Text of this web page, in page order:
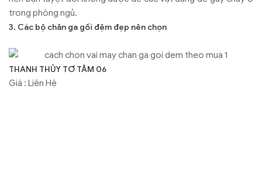
trong phòng ngủ.
3. Các bộ chăn ga gối đệm đẹp nên chọn
THANH THỦY TƠ TẰM 06
Giá : Liên Hệ